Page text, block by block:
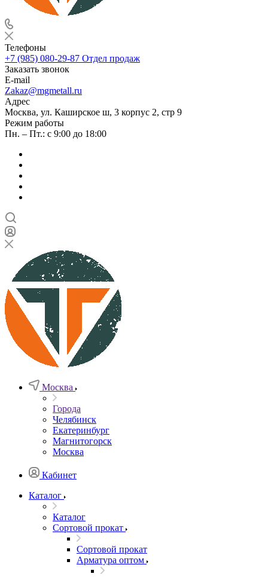
Телефоны
+7 (985) 080-29-87 Отдел продаж
Заказать звонок
E-mail
Zakaz@mgmetall.ru
Адрес
Москва, ул. Каширское ш, 3 корпус 2, стр 9
Режим работы
Пн. – Пт.: с 9:00 до 18:00
Москва
Города
Челябинск
Екатеринбург
Магнитогорск
Москва
Кабинет
Каталог
Каталог
Сортовой прокат
Сортовой прокат
Арматура оптом